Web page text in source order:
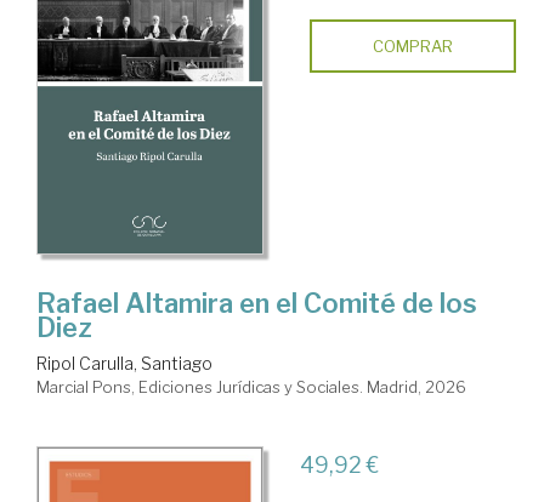
COMPRAR
Rafael Altamira en el Comité de los
Diez
Ripol Carulla, Santiago
Marcial Pons, Ediciones Jurídicas y Sociales. Madrid, 2026
49,92 €